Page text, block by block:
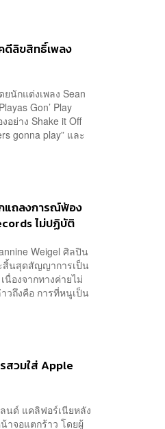
ดีลิขสิทธิ์เพลง
นักแต่งเพลง Sean
Gon’ Play
อย่าง Shake it Off
gonna play” และ
กแถลงการณ์ฟ้อง
ไม่ปฏิบัติ
Weigel ศิลปิน
สิ้นสุดสัญญาการเป็น
นื่องจากทางค่ายไม่
ถึงคือ การที่หนูเป็น
สวมใส่ Apple
นด์ แคลิฟอร์เนียหลัง
าจอแตกร้าว โดยผู้